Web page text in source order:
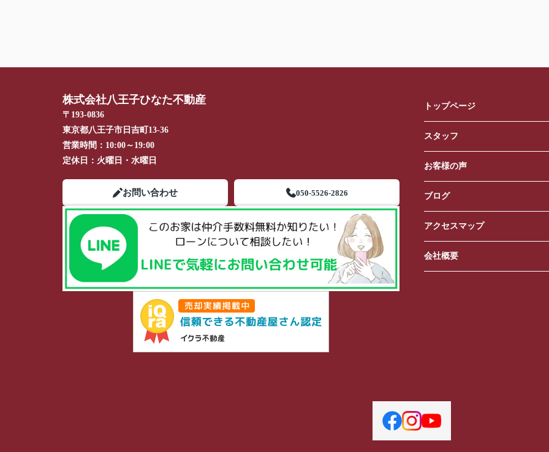
株式会社八王子ひなた不動産
〒193-0836
東京都八王子市日吉町13-36
営業時間： 10:00～19:00
定休日： 火曜日・水曜日
お問い合わせ 050-5526-2826
トップページ
スタッフ
お客様の声
ブログ
アクセスマップ
会社概要